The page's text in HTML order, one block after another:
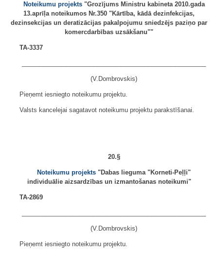
Noteikumu projekts"Grozījums Ministru kabineta 2010.gada
13.aprīļa noteikumos Nr.350 "Kārtība, kādā dezinfekcijas,
dezinsekcijas un deratizācijas pakalpojumu sniedzējs paziņo par
komercdarbības uzsākšanu""
TA-3337
(V.Dombrovskis)
Pieņemt iesniegto noteikumu projektu.
Valsts kancelejai sagatavot noteikumu projektu parakstīšanai.
20.§
Noteikumu projekts "Dabas lieguma "Korneti-Peļļi"
individuālie aizsardzības un izmantošanas noteikumi"
TA-2869
(V.Dombrovskis)
Pieņemt iesniegto noteikumu projektu.